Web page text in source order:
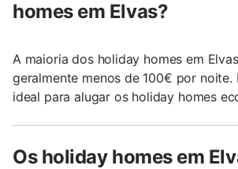
homes em Elvas?
A maioria dos holiday homes em
geralmente menos de 100€ por noite.
ideal para alugar os holiday homes
Os holiday homes em